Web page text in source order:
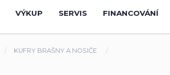
VÝKUP SERVIS FINANCOVÁNÍ
KUFRY BRAŠNY A NOSIČE